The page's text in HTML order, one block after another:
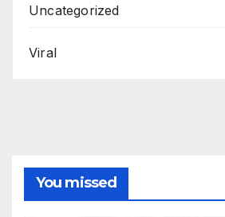
Uncategorized
Viral
You missed